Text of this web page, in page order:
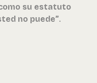
su estatuto
no puede”.